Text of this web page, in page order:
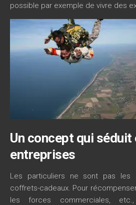
possible par exemple de vivre des
Un concept qui
entreprises
Les particuliers ne sont pas les
coffrets-cadeaux. Pour
les forces commerciales,